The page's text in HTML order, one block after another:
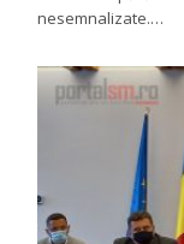
nesemnalizate.…